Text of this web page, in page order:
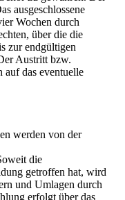
ausgeschlossene
Wochen durch
über die die
zur endgültigen
Austritt bzw.
auf das eventuelle
werden von der
die
getroffen hat, wird
und Umlagen durch
erfolgt über das